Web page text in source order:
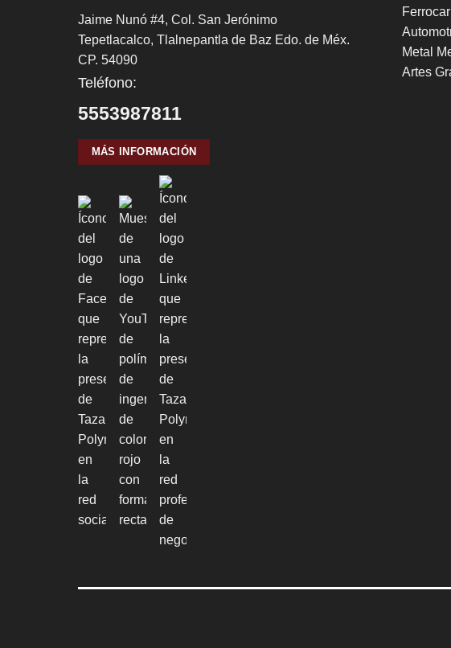
Jaime Nunó #4, Col. San Jerónimo
Tepetlacalco, Tlalnepantla de Baz Edo. de Méx.
CP. 54090
Teléfono:
5553987811
MÁS INFORMACIÓN
Metal
Artes